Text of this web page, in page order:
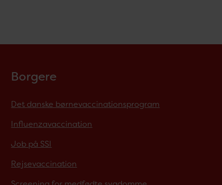
Borgere
Det danske børnevaccinationsprogram
Influenzavaccination
Job på SSI
Rejsevaccination